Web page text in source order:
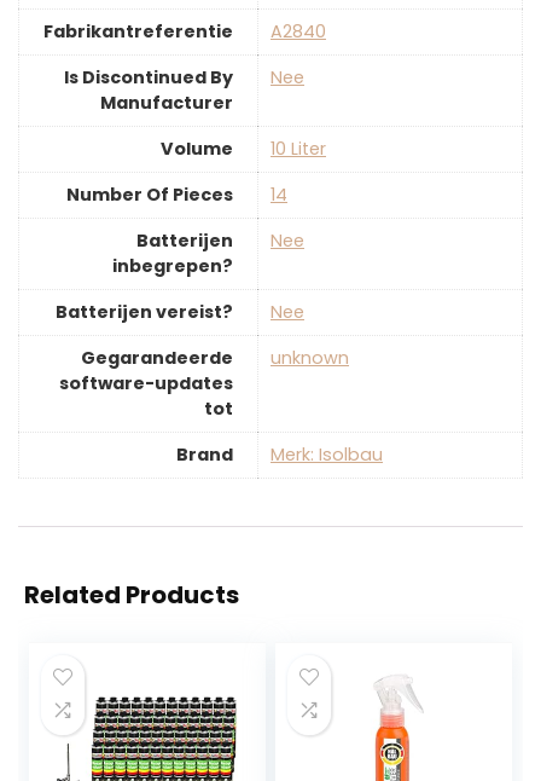
Fabrikantreferentie
‎A2840
Is Discontinued By
Manufacturer
‎Nee
Volume
‎10 Liter
Number Of Pieces
‎14
Batterijen
inbegrepen?
‎Nee
Batterijen vereist?
‎Nee
Gegarandeerde
software-updates
tot
‎unknown
Brand Merk: Isolbau
Related Products